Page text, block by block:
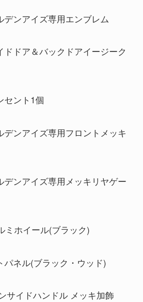
デンアイズ専用エンブレム
ドドア＆バックドアイージーク
セント1個
デンアイズ専用フロントメッキ
デンアイズ専用メッキリヤゲー
ミホイール(ブラック)
パネル(ブラック・ウッド)
サイドハンドル メッキ加飾